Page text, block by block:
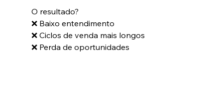
O resultado?
❌ Baixo entendimento
❌ Ciclos de venda mais longos
❌ Perda de oportunidades